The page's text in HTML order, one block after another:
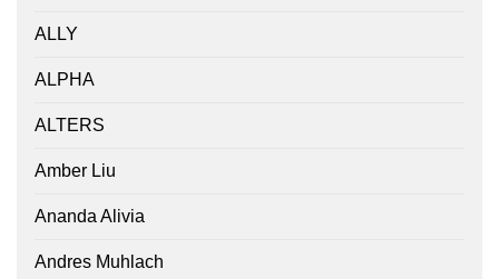
ALLY
ALPHA
ALTERS
Amber Liu
Ananda Alivia
Andres Muhlach